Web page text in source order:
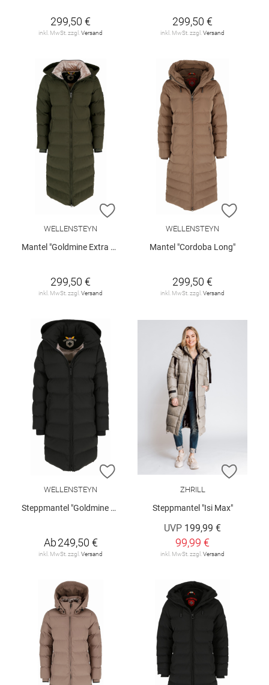
299,50 €
inkl. MwSt. zzgl. Versand
299,50 €
inkl. MwSt. zzgl. Versand
ZUR WUNSCHLISTE HINZUFÜGEN
WELLENSTEYN
Mantel "Goldmine Extra Long"
299,50 €
inkl. MwSt. zzgl.Versand
ZUR
WELLENSTEYN
Mantel "Cordoba Long"
299,50 €
inkl. MwSt. zzgl.Versand
ZUR WUNSCHLISTE HINZUFÜGEN
WELLENSTEYN
Steppmantel "Goldmine Long"
Ab249,50 €
inkl. MwSt. zzgl.Versand
ZUR
ZHRILL
Steppmantel "Isi Max"
UVP 199,99 €
99,99 €
inkl. MwSt. zzgl.Versand